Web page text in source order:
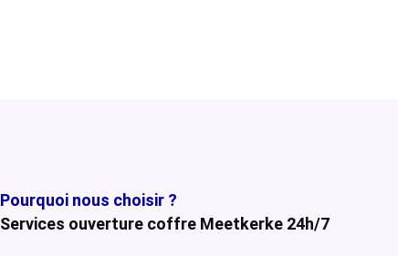
Pourquoi nous choisir ?
Services ouverture coffre Meetkerke 24h/7